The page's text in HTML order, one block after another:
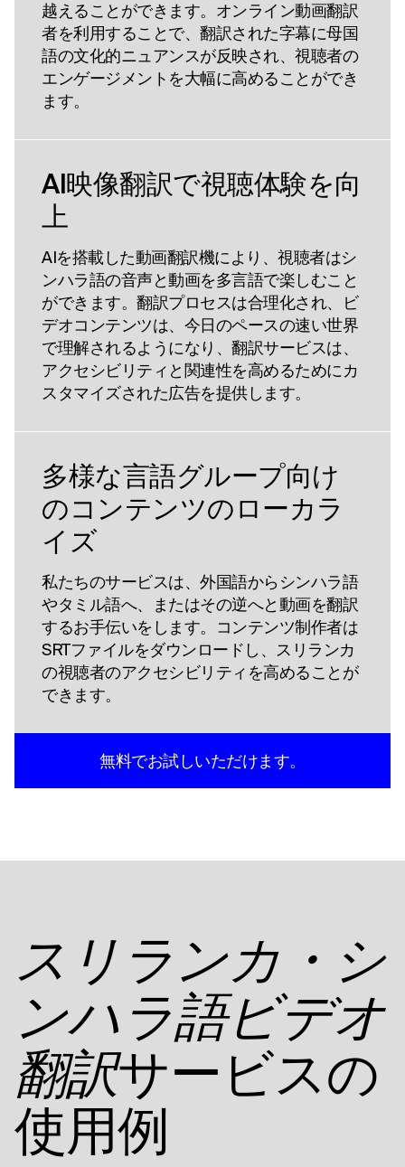
越えることができます。オンライン動画翻訳
者を利用することで、翻訳された字幕に母国
語の文化的ニュアンスが反映され、視聴者の
エンゲージメントを大幅に高めることができ
ます。
AI映像翻訳で視聴体験を向
上
AIを搭載した動画翻訳機により、視聴者はシ
ンハラ語の音声と動画を多言語で楽しむこと
ができます。翻訳プロセスは合理化され、ビ
デオコンテンツは、今日のペースの速い世界
で理解されるようになり、翻訳サービスは、
アクセシビリティと関連性を高めるためにカ
スタマイズされた広告を提供します。
多様な言語グループ向け
のコンテンツのローカラ
イズ
私たちのサービスは、外国語からシンハラ語
やタミル語へ、またはその逆へと動画を翻訳
するお手伝いをします。コンテンツ制作者は
SRTファイルをダウンロードし、スリランカ
の視聴者のアクセシビリティを高めることが
できます。
無料でお試しいただけます。
スリランカ・シ
ンハラ語ビデオ
翻訳サービスの
使用例